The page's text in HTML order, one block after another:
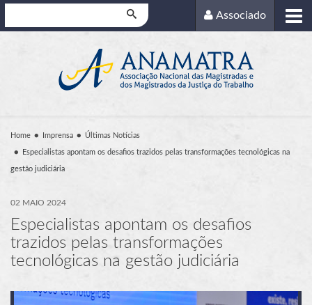
Associado
Home Imprensa Últimas Notícias
Especialistas apontam os desafios trazidos pelas transformações tecnológicas na
gestão judiciária
02 MAIO 2024
Especialistas apontam os desafios
trazidos pelas transformações
tecnológicas na gestão judiciária